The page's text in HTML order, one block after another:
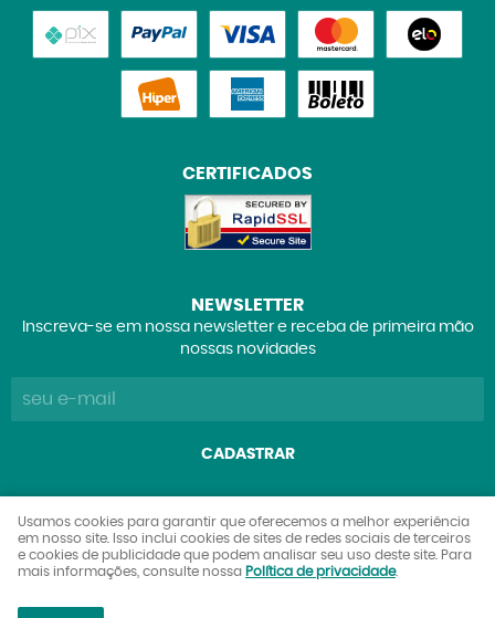
CERTIFICADOS
NEWSLETTER
Inscreva-se em nossa newsletter e receba de primeira mão
nossas novidades
CADASTRAR
Explorers Club Comércio de Brinquedos e Colecionáveis
Ltda
CNPJ: 27.842.089/0001-90
Usamos cookies para garantir que oferecemos a melhor experiência
em nosso site. Isso inclui cookies de sites de redes sociais de terceiros
e cookies de publicidade que podem analisar seu uso deste site. Para
mais informações, consulte nossa Política de privacidade.